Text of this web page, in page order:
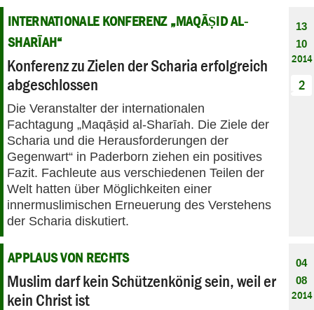
INTERNATIONALE KONFERENZ „MAQĀṢID AL‐
SHARĪAH“
Konferenz zu Zielen der Scharia erfolgreich
abgeschlossen
Die Veranstalter der internationalen
Fachtagung „Maqāṣid al‐Sharīah. Die Ziele der
Scharia und die Herausforderungen der
Gegenwart“ in Paderborn ziehen ein positives
Fazit. Fachleute aus verschiedenen Teilen der
Welt hatten über Möglichkeiten einer
innermuslimischen Erneuerung des Verstehens
der Scharia diskutiert.
13
10
2014
2
APPLAUS VON RECHTS
Muslim darf kein Schützenkönig sein, weil er
kein Christ ist
04
08
2014